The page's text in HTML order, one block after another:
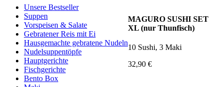
Unsere Bestseller
Suppen
Vorspeisen & Salate
Gebratener Reis mit Ei
Hausgemachte gebratene Nudeln
Nudelsuppentöpfe
Hauptgerichte
Fischgerichte
Bento Box
MAGURO SUSHI SET
XL (nur Thunfisch)
10 Sushi, 3 Maki
32,90 €